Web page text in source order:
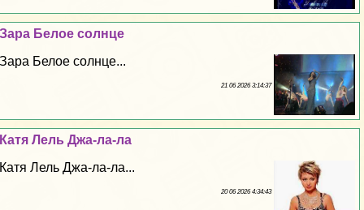
Зара Белое солнце
Зара Белое солнце...
21 06 2026 3:14:37
Катя Лель Джа-ла-ла
Катя Лель Джа-ла-ла...
20 06 2026 4:34:43